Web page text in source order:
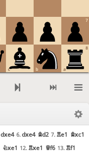
7
8
a
b
c
dxe4 6.dxe4 Bd2 7. Re1 Bxc1
Nxe1 12. Rxe1 Qf6 13. Rf1